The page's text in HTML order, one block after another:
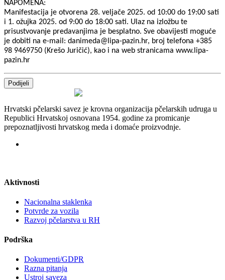
NAPOMENA:
Manifestacija je otvorena 28. veljače 2025. od 10:00 do 19:00 sati
i 1. ožujka 2025. od 9:00 do 18:00 sati. Ulaz na izložbu te
prisustvovanje predavanjima je besplatno. Sve obavijesti moguće
je dobiti na e-mail: danimeda@lipa-pazin.hr, broj telefona +385
98 9469750 (Krešo Juričić), kao i na web stranicama www.lipa-
pazin.hr
Podijeli
Hrvatski pčelarski savez je krovna organizacija pčelarskih udruga u
Republici Hrvatskoj osnovana 1954. godine za promicanje
prepoznatljivosti hrvatskog meda i domaće proizvodnje.
Aktivnosti
Nacionalna staklenka
Potvrde za vozila
Razvoj pčelarstva u RH
Podrška
Dokumenti/GDPR
Razna pitanja
Ustroj saveza